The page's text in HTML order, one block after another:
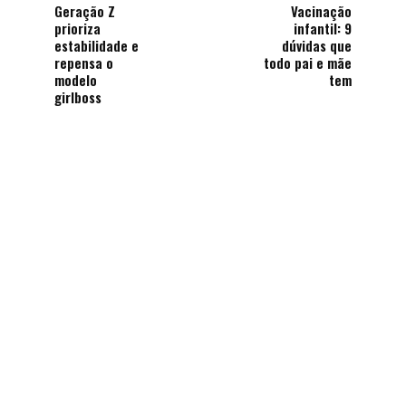
Geração Z
prioriza
estabilidade e
repensa o
modelo
girlboss
Vacinação
infantil: 9
dúvidas que
todo pai e mãe
tem